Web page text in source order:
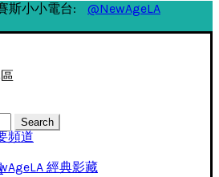
斯小小電台:
@NewAgeLA
頻道
經典影藏
Search